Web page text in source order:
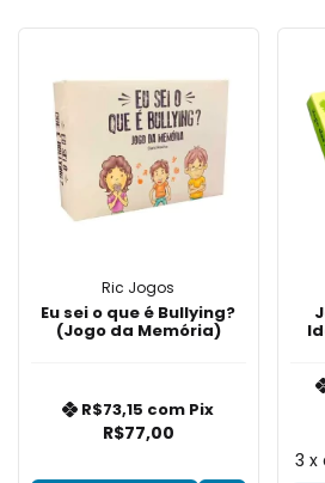
Ric Jogos
Eu sei o que é Bullying?
(Jogo da Memória)
R$77,00
R$73,15 com Pix
3 x